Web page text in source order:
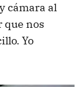
cámara al
que nos
Yo